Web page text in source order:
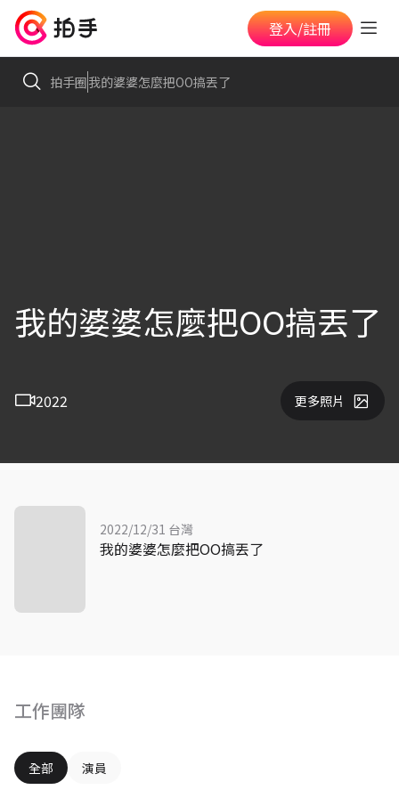
登入/註冊
拍手圈我的婆婆怎麼把OO搞丟了
我的婆婆怎麼把OO搞丟了
2022 更多照片
工作團隊
全部 演員
2022/12/31 台灣
我的婆婆怎麼把OO搞丟了